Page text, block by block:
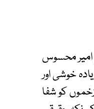
امیر محسوس
خوشی اور
زخموں کو شفا